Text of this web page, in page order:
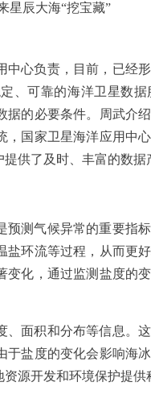
星辰大海“挖宝藏”
心负责，目前，已经
、可靠的海洋卫星数
的必要条件。周武介
国家卫星海洋应用中
供了及时、丰富的数据
测气候异常的重要指
环流等过程，从而更
化，通过监测盐度的
面积和分布等信息。
盐度的变化会影响海
源开发和环境保护提供